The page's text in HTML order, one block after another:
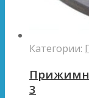
Категории:
3